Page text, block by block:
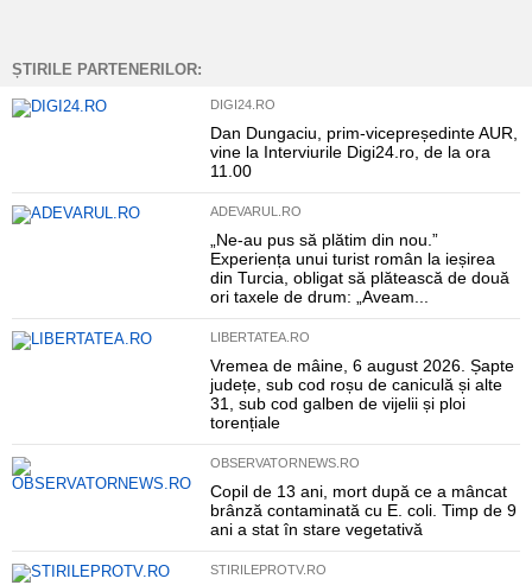
ȘTIRILE PARTENERILOR:
DIGI24.RO
Dan Dungaciu, prim-vicepreședinte AUR,
vine la Interviurile Digi24.ro, de la ora
11.00
ADEVARUL.RO
„Ne-au pus să plătim din nou.”
Experiența unui turist român la ieșirea
din Turcia, obligat să plătească de două
ori taxele de drum: „Aveam...
LIBERTATEA.RO
Vremea de mâine, 6 august 2026. Șapte
județe, sub cod roșu de caniculă și alte
31, sub cod galben de vijelii și ploi
torențiale
OBSERVATORNEWS.RO
Copil de 13 ani, mort după ce a mâncat
brânză contaminată cu E. coli. Timp de 9
ani a stat în stare vegetativă
STIRILEPROTV.RO